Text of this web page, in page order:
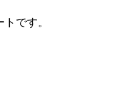
です。